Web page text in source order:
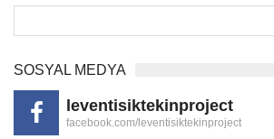
SOSYAL MEDYA
leventisiktekinproject
facebook.com/leventisiktekinproject